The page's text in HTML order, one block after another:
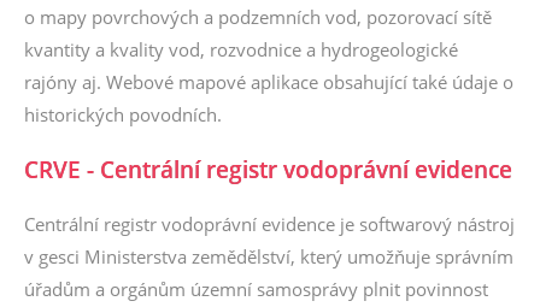
o mapy povrchových a podzemních vod, pozorovací sítě
kvantity a kvality vod, rozvodnice a hydrogeologické
rajóny aj. Webové mapové aplikace obsahující také údaje o
historických povodních.
CRVE - Centrální registr vodoprávní evidence
Centrální registr vodoprávní evidence je softwarový nástroj
v gesci Ministerstva zemědělství, který umožňuje správním
úřadům a orgánům územní samosprávy plnit povinnost